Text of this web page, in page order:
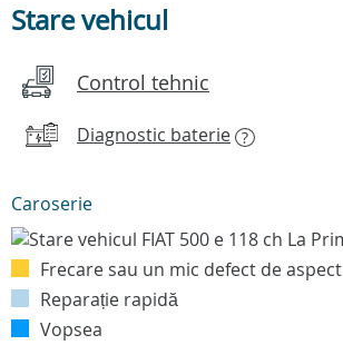
Stare vehicul
Control tehnic
Diagnostic baterie ?
Caroserie
Frecare sau un mic defect de aspect
Reparație rapidă
Vopsea